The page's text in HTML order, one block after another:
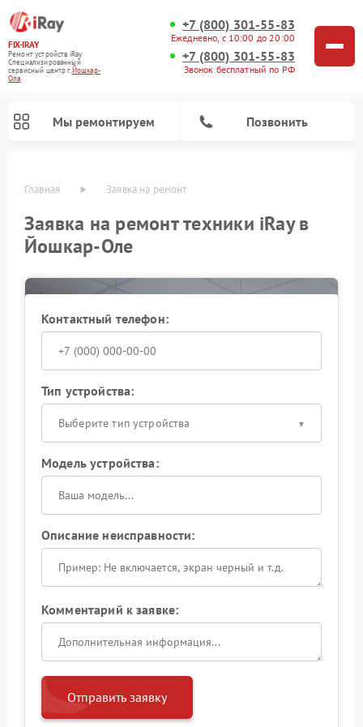
FIX-IRAY
Ремонт устройств iRay
Специализированный
cервисный центр г.Йошкар-
Ола
+7 (800) 301-55-83
Ежедневно, с 10:00 до 20:00
+7 (800) 301-55-83
Звонок бесплатный по РФ
Мы ремонтируем Позвонить
Главная Заявка на ремонт
Заявка на ремонт техники iRay в
Йошкар-Оле
Контактный телефон:
Тип устройства:
Выберите тип устройства
Модель устройства:
Описание неисправности:
Комментарий к заявке:
Отправить заявку